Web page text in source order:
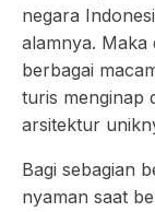
negara
alamnya. Maka
berbagai
turis menginap
arsitektur
Bagi sebagian
nyaman saat